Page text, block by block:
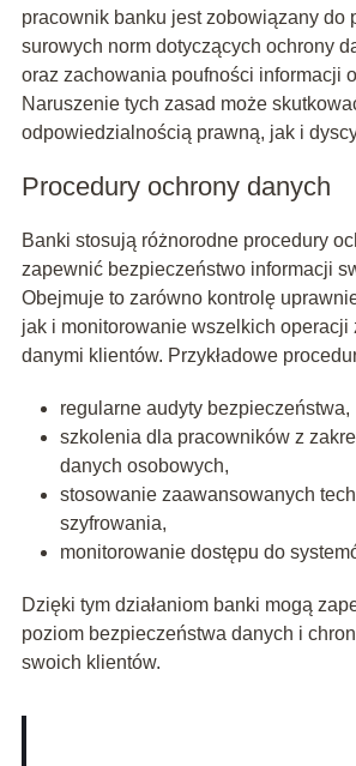
pracownik banku jest zobowiązany do
surowych norm dotyczących ochrony
oraz zachowania poufności informacji
Naruszenie tych zasad może
odpowiedzialnością prawną, jak i
Procedury ochrony danych
Banki stosują różnorodne procedury
zapewnić bezpieczeństwo informacji
Obejmuje to zarówno kontrolę
jak i monitorowanie wszelkich operacji
danymi klientów. Przykładowe
regularne audyty bezpieczeństwa,
szkolenia dla pracowników z
danych osobowych,
stosowanie zaawansowanych
szyfrowania,
monitorowanie dostępu do
Dzięki tym działaniom banki mogą
poziom bezpieczeństwa danych i
swoich klientów.